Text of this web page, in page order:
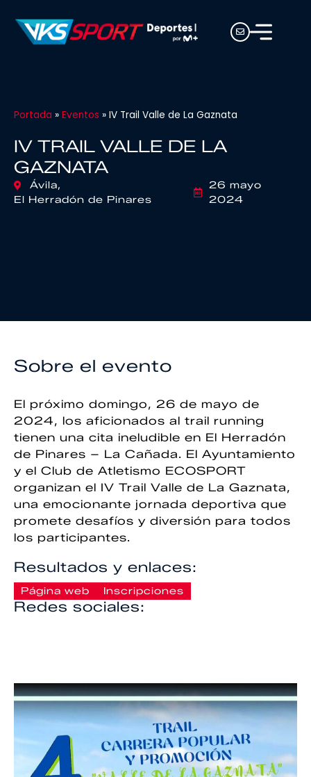
Portada » Eventos » IV Trail Valle de La Gaznata
IV TRAIL VALLE DE LA
GAZNATA
Ávila,
El Herradón de Pinares
26 mayo
2024
Sobre el evento
El próximo domingo, 26 de mayo de
2024, los aficionados al trail running
tienen una cita ineludible en El Herradón
de Pinares – La Cañada. El Ayuntamiento
y el Club de Atletismo ECOSPORT
organizan el IV Trail Valle de La Gaznata,
una emocionante jornada deportiva que
promete desafíos y diversión para todos
los participantes.
Resultados y enlaces:
Página web Inscripciones
Redes sociales: